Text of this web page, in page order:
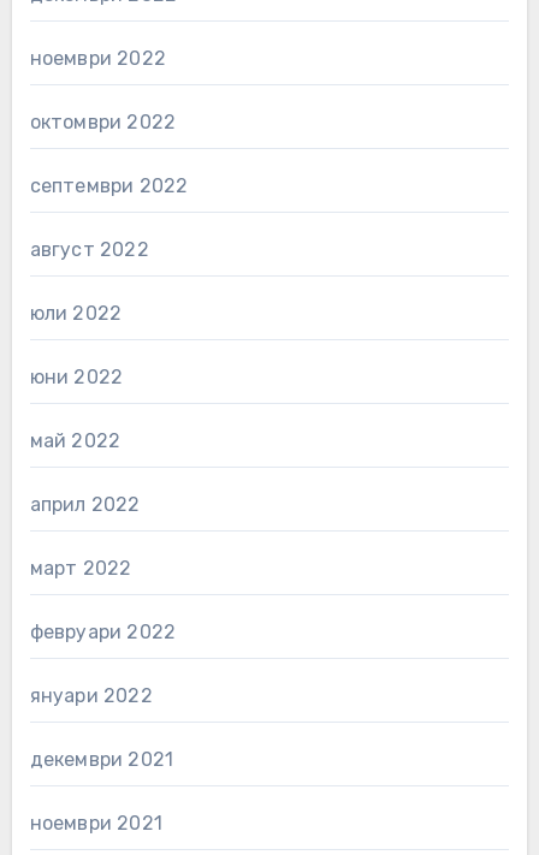
ноември 2022
октомври 2022
септември 2022
август 2022
юли 2022
юни 2022
май 2022
април 2022
март 2022
февруари 2022
януари 2022
декември 2021
ноември 2021